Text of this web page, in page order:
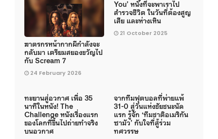
ฆาตรกรหน้ากากผีกำลังจะ
กลับมา เตรียมสยองขวัญไป
กับ Scream 7
24 February 2026
You’ หนังที่จะพาเราไป
สำรวจชีวิต ในวันที่ต้องสูญ
เสีย และห่างเหิน
21 October 2025
ทะยานสู่อวกาศ เพื่อ 35
นาทีในหนัง! The
Challenge หนังเรื่องแรก
ของโลกที่ขึ้นไปถ่ายทำจริง
บนอวกาศ
จากทีมฟุตบอลที่พ่ายแพ้
31-0 สู่วันแห่งชัยชนะนัด
แรก รู้จัก ‘ทีมชาติอเมริกัน
ซามัว’ กับใจที่สู้ร่วม
ทศวรรษ